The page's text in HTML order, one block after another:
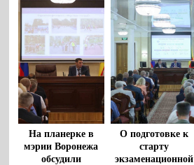
На планерке в
мэрии Воронежа
обсудили
О подготовке к
старту
экзаменационной